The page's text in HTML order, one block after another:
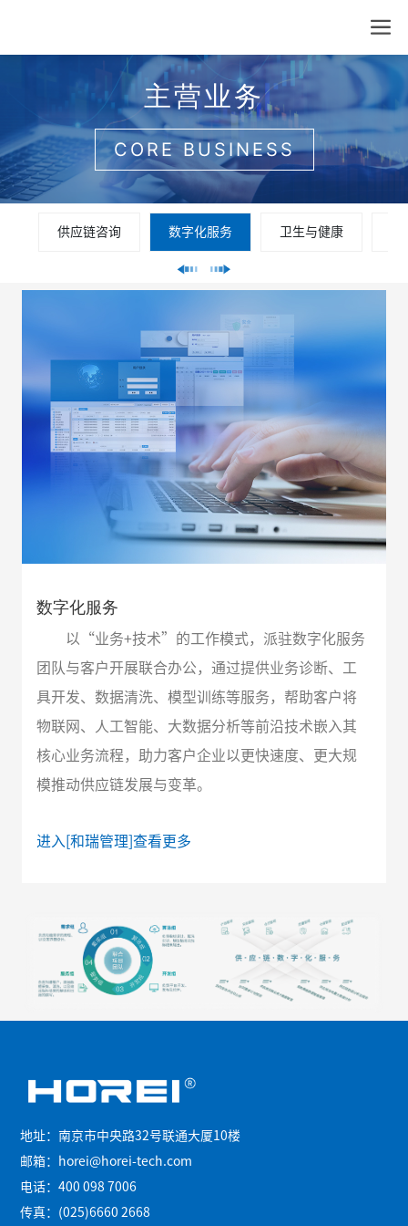
主营业务
CORE BUSINESS
供应链咨询 数字化服务 卫生与健康
数字化服务
以“业务+技术”的工作模式，派驻数字化服务
团队与客户开展联合办公，通过提供业务诊断、工
具开发、数据清洗、模型训练等服务，帮助客户将
物联网、人工智能、大数据分析等前沿技术嵌入其
核心业务流程，助力客户企业以更快速度、更大规
模推动供应链发展与变革。
进入[和瑞管理]查看更多
地址：南京市中央路32号联通大厦10楼
邮箱：
horei@horei-tech.com
电话：400 098 7006
传真：(025)6660 2668